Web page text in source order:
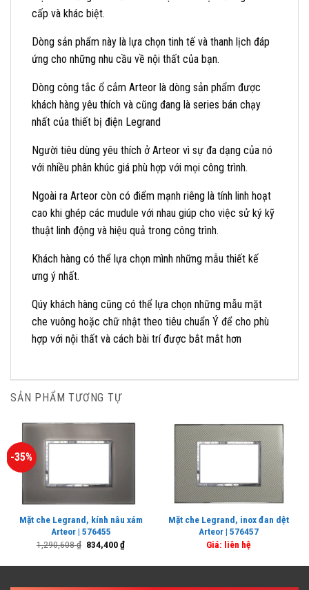
cấp và khác biệt.
Dòng sản phẩm này là lựa chọn tinh tế và thanh lịch đáp
ứng cho những nhu cầu về nội thất của bạn.
Dòng công tắc ổ cắm Arteor là dòng sản phẩm được
khách hàng yêu thích và cũng đang là series bán chạy
nhất của thiết bị điện Legrand
Người tiêu dùng yêu thích ở Arteor vì sự đa dạng của nó
với nhiều phân khúc giá phù hợp với mọi công trình.
Ngoài ra Arteor còn có điểm mạnh riêng là tính linh hoạt
cao khi ghép các mudule với nhau giúp cho việc sử ký kỹ
thuật linh động và hiệu quả trong công trình.
Khách hàng có thể lựa chọn mình những mẫu thiết kế
ưng ý nhất.
Qúy khách hàng cũng có thể lựa chọn những mẫu mặt
che vuông hoặc chữ nhật theo tiêu chuẩn Ý để cho phù
hợp với nội thất và cách bài trí được bắt mắt hơn
SẢN PHẨM TƯƠNG TỰ
-35%
Mặt che Legrand, kính nâu xám
Arteor | 576455
1,290,608₫ Giá
834,400₫Giá
Mặt che Legrand, inox đan dệt
Arteor | 576457
Giá: liên hệ